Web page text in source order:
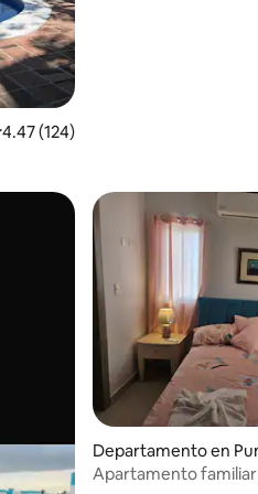
promedio: 4.47 de 5;
4.47 (124)
Departamento en
Apartamento